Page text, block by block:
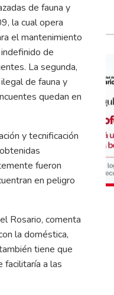
de fauna y
la cual opera
el mantenimiento
de
La segunda,
de fauna y
quedan en
y tecnificación
fueron
en peligro
Rosario, comenta
la doméstica,
tiene que
facilitaría a las